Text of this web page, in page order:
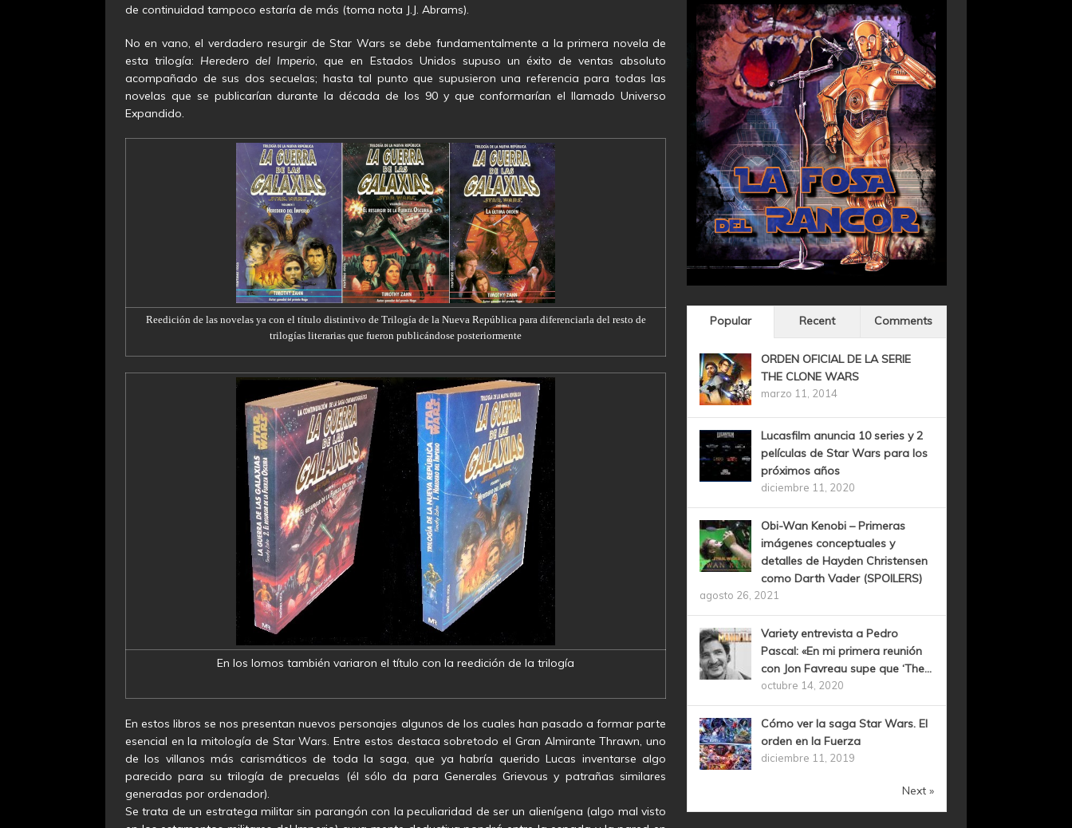
de continuidad tampoco estaría de más (toma nota J.J. Abrams).
No en vano, el verdadero resurgir de Star Wars se debe fundamentalmente a la primera novela de
esta trilogía: Heredero del Imperio, que en Estados Unidos supuso un éxito de ventas absoluto
acompañado de sus dos secuelas; hasta tal punto que supusieron una referencia para todas las
novelas que se publicarían durante la década de los 90 y que conformarían el llamado Universo
Expandido.
Reedición de las novelas ya con el título distintivo de Trilogía de la Nueva República para diferenciarla del resto de
trilogías literarias que fueron publicándose posteriormente
En los lomos también variaron el título con la reedición de la trilogía
En estos libros se nos presentan nuevos personajes algunos de los cuales han pasado a formar parte
esencial en la mitología de Star Wars. Entre estos destaca sobretodo el Gran Almirante Thrawn, uno
de los villanos más carismáticos de toda la saga, que ya habría querido Lucas inventarse algo
parecido para su trilogía de precuelas (él sólo da para Generales Grievous y patrañas similares
generadas por ordenador).
Se trata de un estratega militar sin parangón con la peculiaridad de ser un alienígena (algo mal visto
Popular Recent Comments
ORDEN OFICIAL DE LA SERIE
THE CLONE WARS
marzo 11, 2014
Lucasfilm anuncia 10 series y 2
películas de Star Wars para los
próximos años
diciembre 11, 2020
Obi-Wan Kenobi – Primeras
imágenes conceptuales y
detalles de Hayden Christensen
como Darth Vader (SPOILERS)
agosto 26, 2021
Variety entrevista a Pedro
Pascal: «En mi primera reunión
con Jon Favreau supe que ‘The...
octubre 14, 2020
Cómo ver la saga Star Wars. El
orden en la Fuerza
diciembre 11, 2019
Next »